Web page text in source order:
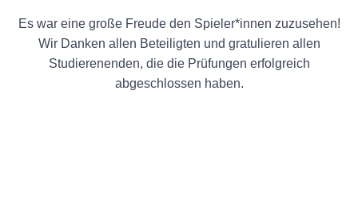
Es war eine große Freude den Spieler*innen zuzusehen!
Wir Danken allen Beteiligten und gratulieren allen
Studierenenden, die die Prüfungen erfolgreich
abgeschlossen haben.